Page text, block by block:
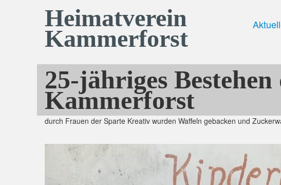
Heimatverein
Kammerforst
25-jähriges
Kammerforst
durch Frauen der Sparte Kreativ wurden Waffeln gebacken und